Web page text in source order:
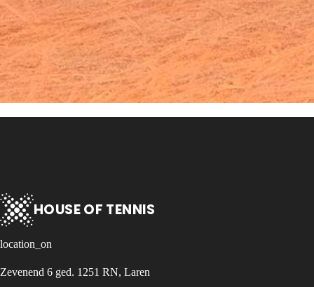
HOUSE OF TENNIS
location_on
Zevenend 6 ged. 1251 RN, Laren